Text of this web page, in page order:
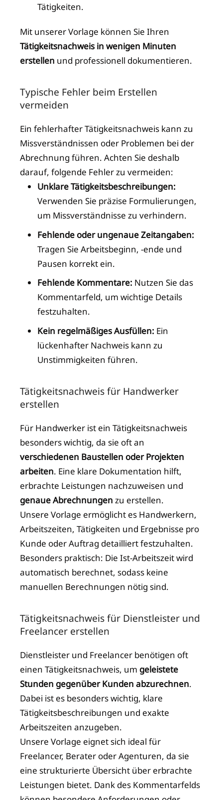
Tätigkeiten.
Mit unserer Vorlage können Sie Ihren
Tätigkeitsnachweis in wenigen Minuten
erstellen und professionell dokumentieren.
Typische Fehler beim Erstellen
vermeiden
Ein fehlerhafter Tätigkeitsnachweis kann zu
Missverständnissen oder Problemen bei der
Abrechnung führen. Achten Sie deshalb
darauf, folgende Fehler zu vermeiden:
Unklare Tätigkeitsbeschreibungen:
Verwenden Sie präzise Formulierungen,
um Missverständnisse zu verhindern.
Fehlende oder ungenaue Zeitangaben:
Tragen Sie Arbeitsbeginn, -ende und
Pausen korrekt ein.
Fehlende Kommentare: Nutzen Sie das
Kommentarfeld, um wichtige Details
festzuhalten.
Kein regelmäßiges Ausfüllen: Ein
lückenhafter Nachweis kann zu
Unstimmigkeiten führen.
Tätigkeitsnachweis für Handwerker
erstellen
Für Handwerker ist ein Tätigkeitsnachweis
besonders wichtig, da sie oft an
verschiedenen Baustellen oder Projekten
arbeiten. Eine klare Dokumentation hilft,
erbrachte Leistungen nachzuweisen und
genaue Abrechnungen zu erstellen.
Unsere Vorlage ermöglicht es Handwerkern,
Arbeitszeiten, Tätigkeiten und Ergebnisse pro
Kunde oder Auftrag detailliert festzuhalten.
Besonders praktisch: Die Ist-Arbeitszeit wird
automatisch berechnet, sodass keine
manuellen Berechnungen nötig sind.
Tätigkeitsnachweis für Dienstleister und
Freelancer erstellen
Dienstleister und Freelancer benötigen oft
einen Tätigkeitsnachweis, um geleistete
Stunden gegenüber Kunden abzurechnen.
Dabei ist es besonders wichtig, klare
Tätigkeitsbeschreibungen und exakte
Arbeitszeiten anzugeben.
Unsere Vorlage eignet sich ideal für
Freelancer, Berater oder Agenturen, da sie
eine strukturierte Übersicht über erbrachte
Leistungen bietet. Dank des Kommentarfelds